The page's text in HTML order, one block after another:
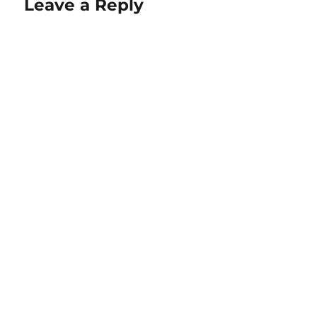
Leave a Reply